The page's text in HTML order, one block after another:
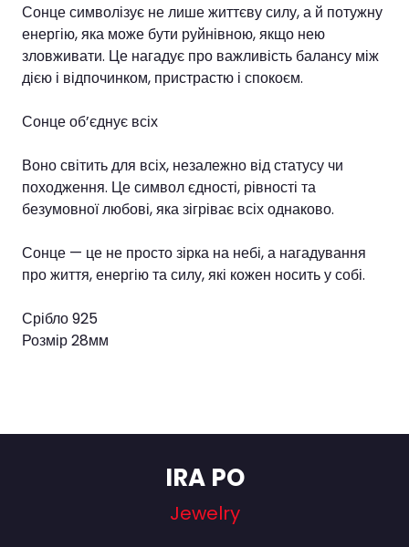
Сонце символізує не лише життєву силу, а й потужну
енергію, яка може бути руйнівною, якщо нею
зловживати. Це нагадує про важливість балансу між
дією і відпочинком, пристрастю і спокоєм.
Сонце об’єднує всіх
Воно світить для всіх, незалежно від статусу чи
походження. Це символ єдності, рівності та
безумовної любові, яка зігріває всіх однаково.
Сонце — це не просто зірка на небі, а нагадування
про життя, енергію та силу, які кожен носить у собі.
Срібло 925
Розмір 28мм
IRA PO
Jewelry